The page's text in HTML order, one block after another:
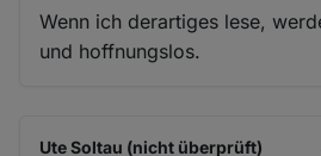
Wenn ich derartiges lese,
und hoffnungslos.
Ute Soltau (nicht überprüft)